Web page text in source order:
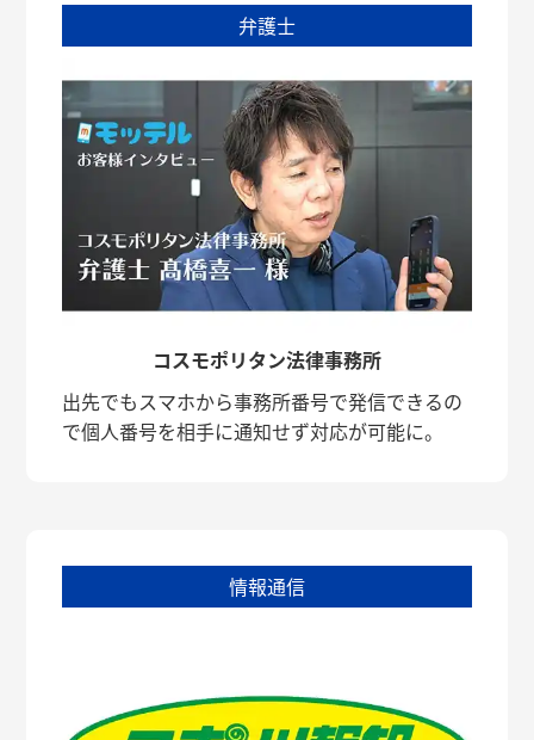
弁護士
コスモポリタン法律事務所
出先でもスマホから事務所番号で発信できるの
で個人番号を相手に通知せず対応が可能に。
情報通信